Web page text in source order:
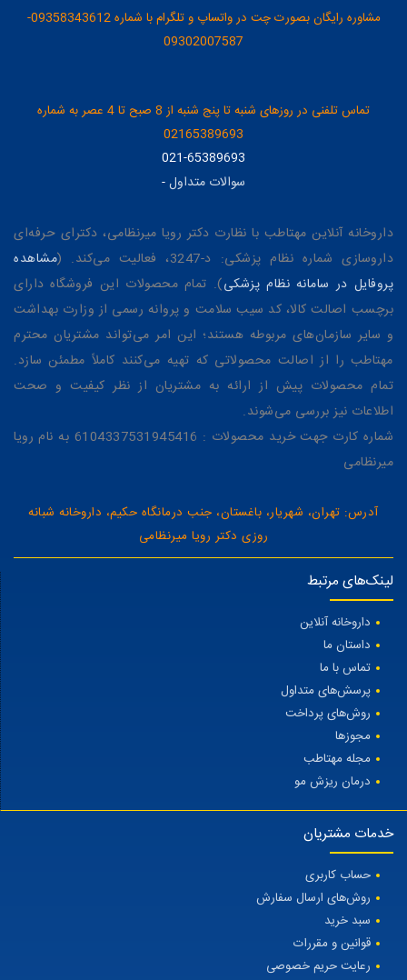
مشاوره رایگان بصورت چت در واتساپ و تلگرام با شماره 09358343612-
09302007587
تماس تلفنی در روزهای شنبه تا پنج شنبه از 8 صبح تا 4 عصر به شماره
02165389693
021-65389693
سوالات متداول-
داروخانه آنلاین مهتاطب با نظارت دکتر رویا میرنظامی، دکترای حرفه‌ای
داروسازی شماره نظام پزشکی: د-3247، فعالیت می‌کند. (
مشاهده
پروفایل در سامانه نظام پزشکی). تمام محصولات این فروشگاه دارای
برچسب اصالت کالا، کد سیب سلامت و پروانه رسمی از وزارت بهداشت
و سایر سازمان‌های مربوطه هستند؛ این امر می‌تواند مشتریان محترم
مهتاطب را از اصالت محصولاتی که تهیه می‌کنند کاملاً مطمئن سازد.
تمام محصولات پیش از ارائه به مشتریان از نظر کیفیت و صحت
اطلاعات نیز بررسی می‌شوند.
شماره کارت جهت خرید محصولات : 6104337531945416 به نام رویا
میرنظامی
آدرس: تهران، شهریار، باغستان، جنب درمانگاه حکیم، داروخانه شبانه
روزی دکتر رویا میرنظامی
لینک‌های مرتبط
داروخانه آنلاین
داستان ما
تماس با ما
پرسش‌های متداول
روش‌های پرداخت
مجوزها
مجله مهتاطب
درمان ریزش مو
خدمات مشتریان
حساب کاربری
روش‌های ارسال سفارش
سبد خرید
قوانین و مقررات
رعایت حریم خصوصی